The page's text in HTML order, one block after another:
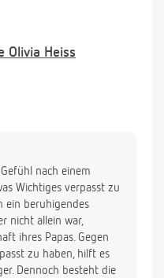
möglich? Habe im
nach Meissner
aber für ein
täusche ich mich da
(???).
Olivia Heiss
nach einem
Wichtiges verpasst zu
ein beruhigendes
nicht allein war,
ihres Papas. Gegen
zu haben, hilft es
Dennoch besteht die